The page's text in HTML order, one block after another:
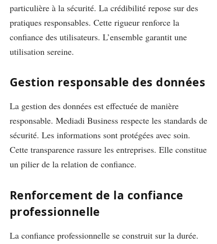
particulière à la sécurité. La crédibilité repose sur des
pratiques responsables. Cette rigueur renforce la
confiance des utilisateurs. L’ensemble garantit une
utilisation sereine.
Gestion responsable des données
La gestion des données est effectuée de manière
responsable. Mediadi Business respecte les standards de
sécurité. Les informations sont protégées avec soin.
Cette transparence rassure les entreprises. Elle constitue
un pilier de la relation de confiance.
Renforcement de la confiance
professionnelle
La confiance professionnelle se construit sur la durée.